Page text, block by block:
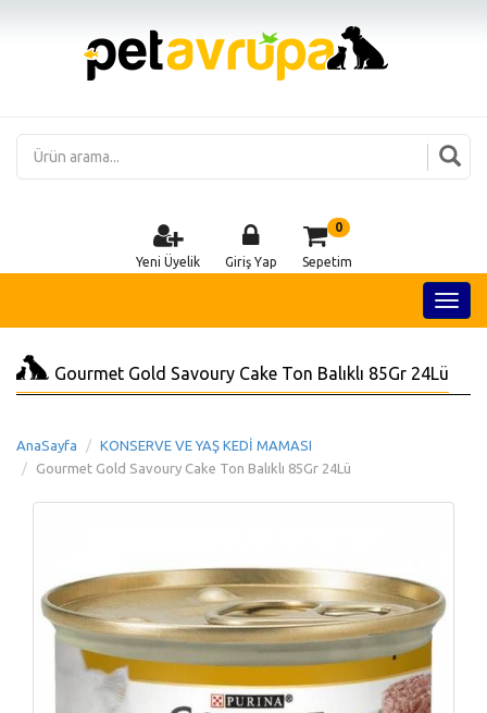
Yeni Üyelik Giriş Yap
0
Sepetim
Gourmet Gold Savoury Cake Ton Balıklı 85Gr 24Lü
AnaSayfa
KONSERVE VE YAŞ KEDİ MAMASI
Gourmet Gold Savoury Cake Ton Balıklı 85Gr 24Lü